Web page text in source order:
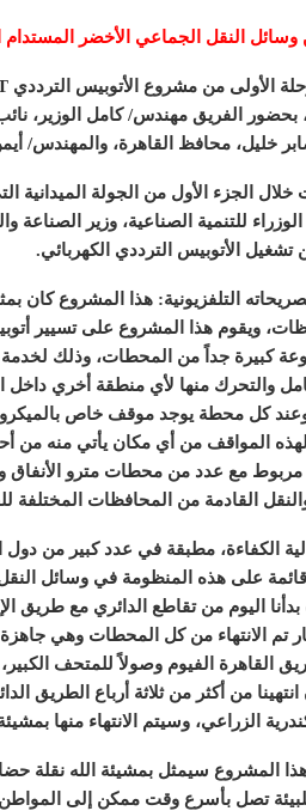
النقل الجماعي الأخضر المستدام
الفريق مهندس/ كامل الوزير، نائب
خليل، محافظ القاهرة، والمهندس/
الجزء الأول من الجولة الميدانية
للتنمية الصناعية، وزير الصناعة
تشغيل الأتوبيس الترددي الكهربائي.
التلفزيونية: هذا المشروع كان
ويقوم هذا المشروع على تسيير
أكثر من 105 كم ومجموعة كبيرة جداً من
والتحرك منها لأي منطقة أخري داخل
كل محطة يوجد موقف خاص
المواقف من أي مكان يأتي منه من
مربوط مع عدد من محطات مترو
القادمة من المحافظات المختلفة
الكفاءة، مطبقة في عدد كبير من دول
على هذه المنظومة في وسائل
بدأنا اليوم من تقاطع الدائري مع طريق
الانتهاء من كل المحطات وهي جاهزة
القاهرة الفيوم وصولاً للمتحف
من أكثر من ثلاثة أرباع الطريق
الزراعي، وسيتم الانتهاء منها
المشروع سيمثل بمشيئة الله نقلة
تصل بأسرع وقت ممكن إلى المواطن